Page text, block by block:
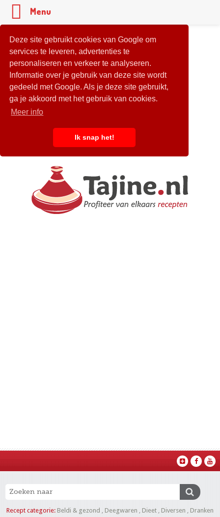
Deze site gebruikt cookies van Google om
services te leveren, advertenties te
personaliseren en verkeer te analyseren.
Informatie over je gebruik van deze site wordt
gedeeld met Google. Als je deze site gebruikt,
ga je akkoord met het gebruik van cookies.
Meer info
Ik snap het!
Recept categorie: Beldi & gezond , Deegwaren , Dieet , Diversen , Dranken
Menu